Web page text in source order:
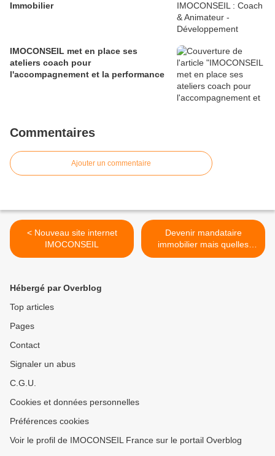
Immobilier
IMOCONSEIL met en place ses
ateliers coach pour
l'accompagnement et la performance
Commentaires
Ajouter un commentaire
< Nouveau site internet
IMOCONSEIL
Devenir mandataire
immobilier mais quelles
sont les activités chez
Hébergé par Overblog
Top articles
Pages
Contact
Signaler un abus
C.G.U.
Cookies et données personnelles
Préférences cookies
Voir le profil de IMOCONSEIL France sur le portail Overblog